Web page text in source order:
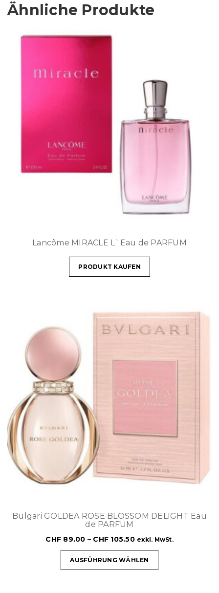
Ähnliche Produkte
Lancôme MIRACLE L`Eau de PARFUM
PRODUKT KAUFEN
Bulgari GOLDEA ROSE BLOSSOM DELIGHT Eau
de PARFUM
CHF 89.00 – CHF 105.50 exkl. MwSt.
AUSFÜHRUNG WÄHLEN